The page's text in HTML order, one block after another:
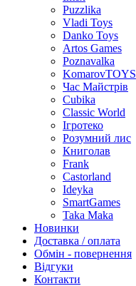
Puzzlika
Vladi Toys
Danko Toys
Artos Games
Poznavalka
KomarovTOYS
Час Майстрів
Cubika
Classic World
Ігротеко
Розумний лис
Книголав
Frank
Castorland
Ideyka
SmartGames
Taka Maka
Новинки
Доставка / оплата
Обмін - повернення
Відгуки
Контакти